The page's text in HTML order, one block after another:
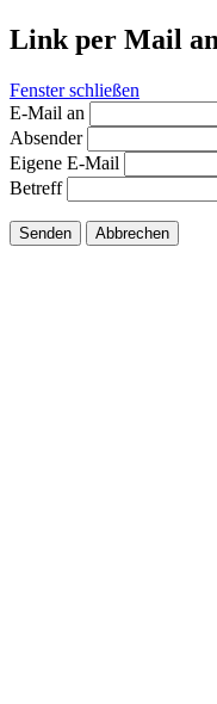
Link per Mail
Fenster schließen
E-Mail an
Absender
Eigene E-Mail
Betreff
Senden Abbrechen